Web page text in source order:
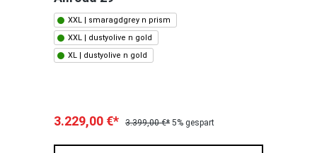
XXL | smaragdgrey n prism
XXL | dustyolive n gold
XL | dustyolive n gold
3.229,00 €* 3.399,00 €* 5% gespart